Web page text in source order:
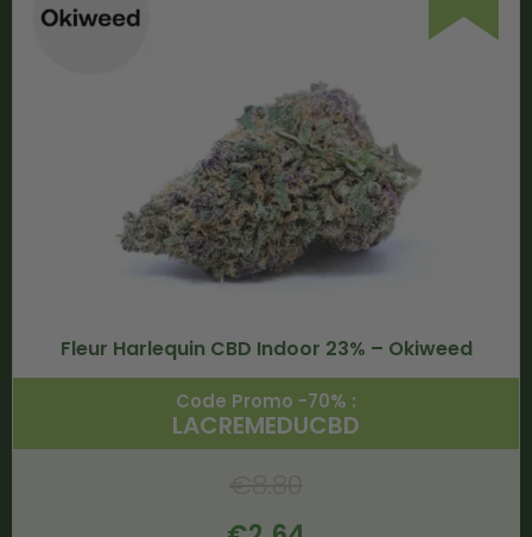
Fleur Harlequin CBD Indoor 23% – Okiweed
Code Promo -70% :
LACREMEDUCBD